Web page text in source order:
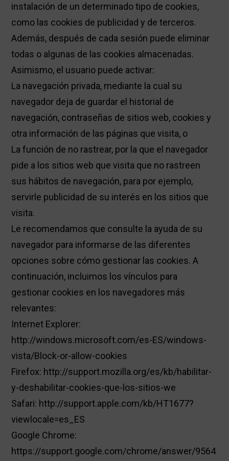
instalación de un determinado tipo de cookies,
como las cookies de publicidad y de terceros.
Además, después de cada sesión puede eliminar
todas o algunas de las cookies almacenadas.
Asimismo, el usuario puede activar:
La navegación privada, mediante la cual su
navegador deja de guardar el historial de
navegación, contraseñas de sitios web, cookies y
otra información de las páginas que visita, o
La función de no rastrear, por la que el navegador
pide a los sitios web que visita que no rastreen
sus hábitos de navegación, para por ejemplo,
servirle publicidad de su interés en los sitios que
visita.
Le recomendamos que consulte la ayuda de su
navegador para informarse de las diferentes
opciones sobre cómo gestionar las cookies. A
continuación, incluimos los vínculos para
gestionar cookies en los navegadores más
relevantes:
Internet Explorer:
http://windows.microsoft.com/es-ES/windows-
vista/Block-or-allow-cookies
Firefox: http://support.mozilla.org/es/kb/habilitar-
y-deshabilitar-cookies-que-los-sitios-we
Safari: http://support.apple.com/kb/HT1677?
viewlocale=es_ES
Google Chrome:
https://support.google.com/chrome/answer/9564